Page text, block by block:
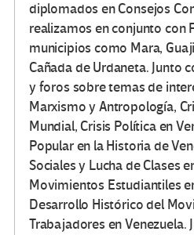
diplomados en Consejos
realizamos en conjunto con
municipios como Mara,
Cañada de Urdaneta. Junto
y foros sobre temas de
Marxismo y Antropología,
Mundial, Crisis Política en
Popular en la Historia de
Sociales y Lucha de Clases
Movimientos Estudiantiles
Desarrollo Histórico del
Trabajadores en Venezuela.